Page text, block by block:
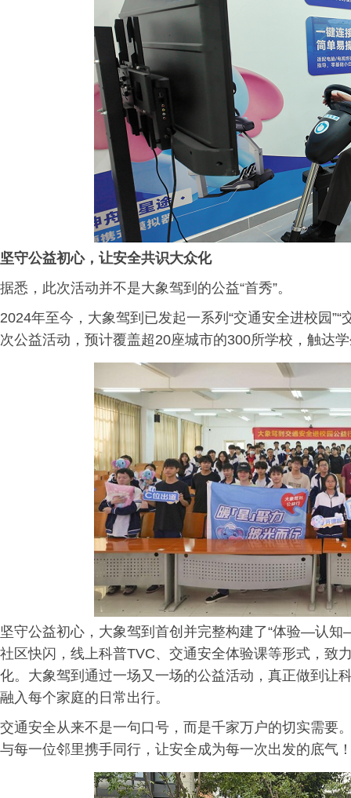
坚守公益初心，让安全共识大众化
据悉，此次活动并不是大象驾到的公益“首秀”。
2024年至今，大象驾到已发起一系列“交通安全进校园
次公益活动，预计覆盖超20座城市的300所学校，触达
坚守公益初心，大象驾到首创并完整构建了“体验—认
社区快闪，线上科普TVC、交通安全体验课等形式，致
化。大象驾到通过一场又一场的公益活动，真正做到让
融入每个家庭的日常出行。
交通安全从来不是一句口号，而是千家万户的切实需要
与每一位邻里携手同行，让安全成为每一次出发的底气